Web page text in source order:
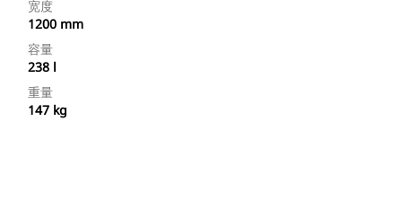
宽度
1200 mm
容量
238 l
重量
147 kg